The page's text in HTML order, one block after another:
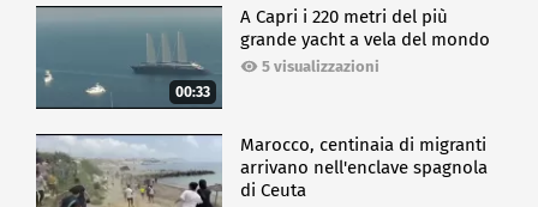
00:33
A Capri i 220 metri del più
grande yacht a vela del mondo
5 visualizzazioni
Marocco, centinaia di migranti
arrivano nell'enclave spagnola
di Ceuta